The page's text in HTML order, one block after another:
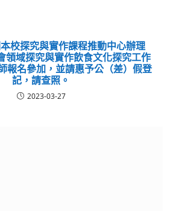
校探究與實作課程推動中心辦理
領域探究與實作飲食文化探究工作
報名參加，並請惠予公（差）假登
記，請查照。
2023-03-27